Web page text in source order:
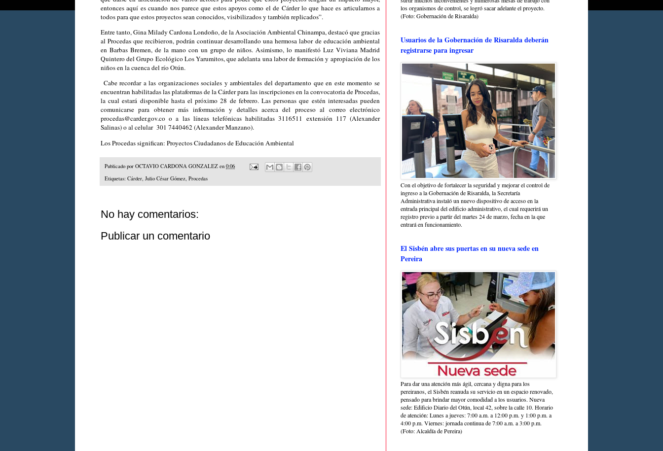
entonces aquí es cuando nos parece que estos apoyos como el de Cárder lo que hace es articularnos a
todos para que estos proyectos sean conocidos, visibilizados y también replicados”.
Entre tanto, Gina Milady Cardona Londoño, de la Asociación Ambiental Chinampa, destacó que gracias
al Procedas que recibieron, podrán continuar desarrollando una hermosa labor de educación ambiental
en Barbas Bremen, de la mano con un grupo de niños. Asimismo, lo manifestó Luz Viviana Madrid
Quintero del Grupo Ecológico Los Yarumitos, que adelanta una labor de formación y apropiación de los
niños en la cuenca del río Otún.
Cabe recordar a las organizaciones sociales y ambientales del departamento que en este momento se
encuentran habilitadas las plataformas de la Cárder para las inscripciones en la convocatoria de Procedas,
la cual estará disponible hasta el próximo 28 de febrero. Las personas que estén interesadas pueden
comunicarse para obtener más información y detalles acerca del proceso al correo electrónico
procedas@carder.gov.co o a las líneas telefónicas habilitadas 3116511 extensión 117 (Alexander
Salinas) o al celular 301 7440462 (Alexander Manzano).
Los Procedas significan: Proyectos Ciudadanos de Educación Ambiental
Publicado por OCTAVIO CARDONA GONZALEZ en 0:06
Etiquetas: Cárder, Julio César Gómez, Procedas
No hay comentarios:
Publicar un comentario
los organismos de control, se logró sacar adelante el proyecto.
(Foto: Gobernación de Risaralda)
Usuarios de la Gobernación de Risaralda deberán
registrarse para ingresar
Con el objetivo de fortalecer la seguridad y mejorar el control de
ingreso a la Gobernación de Risaralda, la Secretaría
Administrativa instaló un nuevo dispositivo de acceso en la
entrada principal del edificio administrativo, el cual requerirá un
registro previo a partir del martes 24 de marzo, fecha en la que
entrará en funcionamiento.
El Sisbén abre sus puertas en su nueva sede en
Pereira
Para dar una atención más ágil, cercana y digna para los
pereiranos, el Sisbén reanuda su servicio en un espacio renovado,
pensado para brindar mayor comodidad a los usuarios. Nueva
sede: Edificio Diario del Otún, local 42, sobre la calle 10. Horario
de atención: Lunes a jueves: 7:00 a.m. a 12:00 p.m. y 1:00 p.m. a
4:00 p.m. Viernes: jornada continua de 7:00 a.m. a 3:00 p.m.
(Foto: Alcaldía de Pereira)